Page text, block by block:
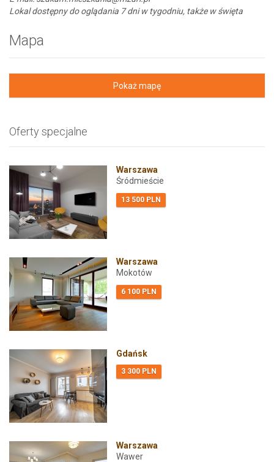
Lokal dostępny do oglądania 7 dni w tygodniu, także w święta
Mapa
Pokaż mapę
Oferty specjalne
Warszawa
Śródmieście
13 500 PLN
Warszawa
Mokotów
6 100 PLN
Gdańsk
3 300 PLN
Warszawa
Wawer